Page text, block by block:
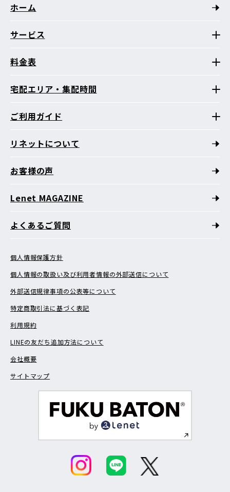
ホーム
サービス
料金表
宅配エリア・集配時間
ご利用ガイド
リネットについて
お客様の声
Lenet MAGAZINE
よくあるご質問
個人情報保護方針
個人情報の取扱い及び利用者情報の外部送信について
外部送信規律事項の公表等について
特定商取引法に基づく表記
利用規約
LINEの友だち追加方法について
会社概要
サイトマップ